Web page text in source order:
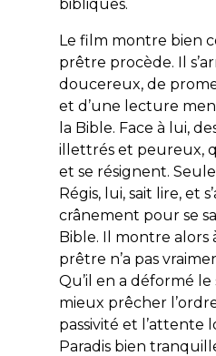
bibliques.
Le film montre bien
prêtre procède. Il
doucereux, de
et d’une lecture
la Bible. Face à lui,
illettrés et peureux,
et se résignent.
Régis, lui, sait lire, et
crânement pour se
Bible. Il montre alors
prêtre n’a pas
Qu’il en a déformé
mieux prêcher
passivité et l’attente
Paradis bien